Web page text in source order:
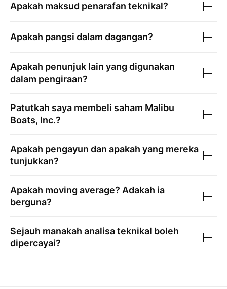
Apakah maksud penarafan teknikal?
Apakah pangsi dalam dagangan?
Apakah penunjuk lain yang digunakan
dalam pengiraan?
Patutkah saya membeli saham Malibu
Boats, Inc.?
Apakah pengayun dan apakah yang mereka
tunjukkan?
Apakah moving average? Adakah ia
berguna?
Sejauh manakah analisa teknikal boleh
dipercayai?